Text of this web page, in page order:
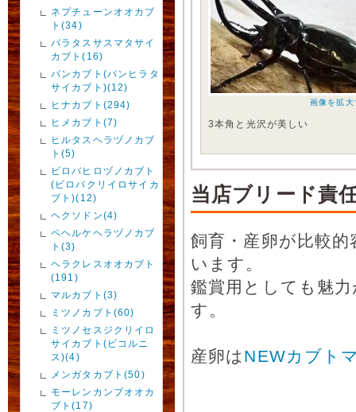
ネプチューンオオカブ
ト(34)
バラタスサスマタサイ
カブト(16)
パンカブト(パンヒラタ
サイカブト)(12)
ヒナカブト(294)
ヒメカブト(7)
ヒルタスヘラヅノカブ
ト(5)
ビロバヒロヅノカブト
(ビロバクリイロサイカ
ブト)(12)
ヘクソドン(4)
ペヘルケヘラヅノカブ
ト(3)
ヘラクレスオオカブト
(191)
マルカブト(3)
ミツノカブト(60)
ミツノセスジクリイロ
サイカブト(ビコルニ
ス)(4)
メンガタカブト(50)
モーレンカンプオオカ
ブト(17)
画像を拡大
3本角と光沢が美しい
当店ブリード責
飼育・産卵が比較
います。
鑑賞用としても魅
す。
産卵は NEWカブト